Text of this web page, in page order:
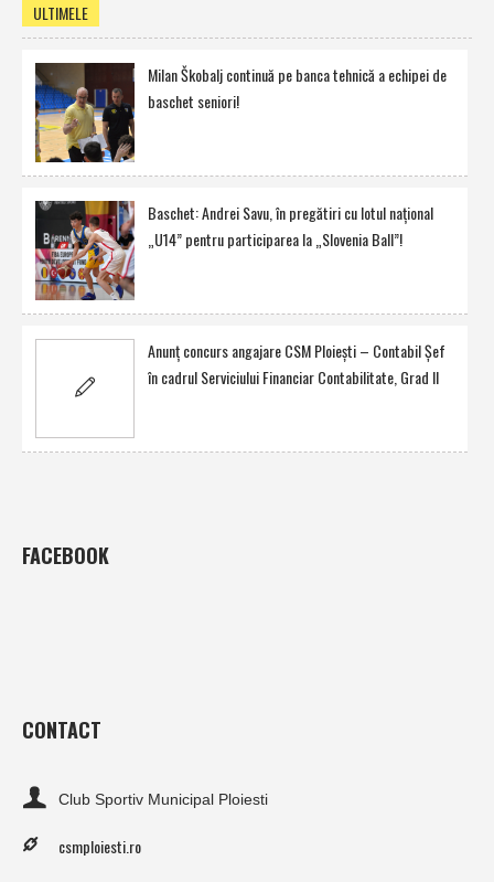
ULTIMELE
Milan Škobalj continuă pe banca tehnică a echipei de
baschet seniori!
Baschet: Andrei Savu, în pregătiri cu lotul naţional
„U14” pentru participarea la „Slovenia Ball”!
Anunţ concurs angajare CSM Ploieşti – Contabil Şef
în cadrul Serviciului Financiar Contabilitate, Grad II
FACEBOOK
CONTACT
Club Sportiv Municipal Ploiesti
csmploiesti.ro